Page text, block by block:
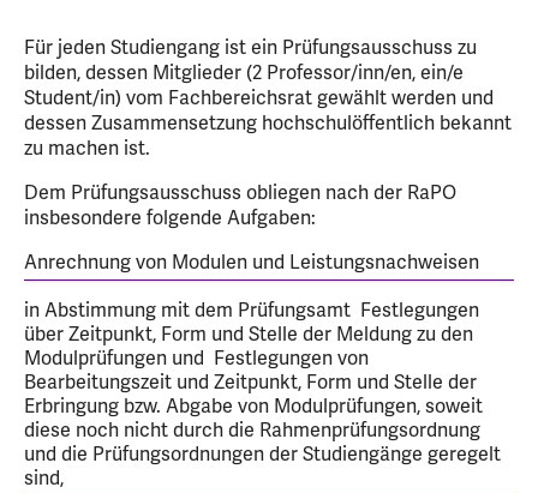
Für jeden Studiengang ist ein Prüfungsausschuss zu
bilden, dessen Mitglieder (2 Professor/inn/en, ein/e
Student/in) vom Fachbereichsrat gewählt werden und
dessen Zusammensetzung hochschulöffentlich bekannt
zu machen ist.
Dem Prüfungsausschuss obliegen nach der RaPO
insbesondere folgende Aufgaben:
Anrechnung von Modulen und Leistungsnachweisen
in Abstimmung mit dem Prüfungsamt Festlegungen
über Zeitpunkt, Form und Stelle der Meldung zu den
Modulprüfungen und Festlegungen von
Bearbeitungszeit und Zeitpunkt, Form und Stelle der
Erbringung bzw. Abgabe von Modulprüfungen, soweit
diese noch nicht durch die Rahmenprüfungsordnung
und die Prüfungsordnungen der Studiengänge geregelt
sind,